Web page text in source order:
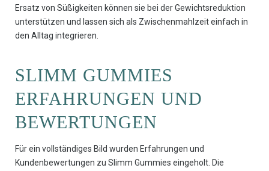
Ersatz von Süßigkeiten können sie bei der Gewichtsreduktion
unterstützen und lassen sich als Zwischenmahlzeit einfach in
den Alltag integrieren.
SLIMM GUMMIES
ERFAHRUNGEN UND
BEWERTUNGEN
Für ein vollständiges Bild wurden Erfahrungen und
Kundenbewertungen zu Slimm Gummies eingeholt. Die